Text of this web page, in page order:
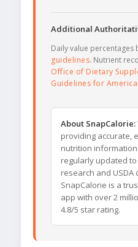
Additional
Daily value percentages
guidelines. Nutrient
Office of Dietary
Guidelines for
About SnapCalorie:
providing accurate,
nutrition
regularly updated
research and USDA
SnapCalorie is a
app with over 2
4.8/5 star rating.